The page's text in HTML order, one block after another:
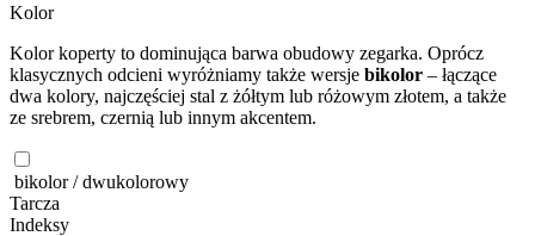
Kolor
Kolor koperty to dominująca barwa obudowy zegarka. Oprócz
klasycznych odcieni wyróżniamy także wersje bikolor – łączące
dwa kolory, najczęściej stal z żółtym lub różowym złotem, a także
ze srebrem, czernią lub innym akcentem.
bikolor / dwukolorowy
Tarcza
Indeksy